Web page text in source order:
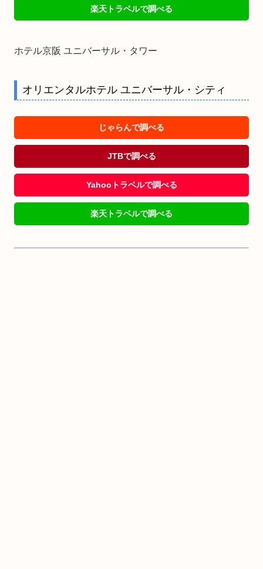
楽天トラベルで調べる
ホテル京阪 ユニバーサル・タワー
オリエンタルホテル ユニバーサル・シティ
じゃらんで調べる
JTBで調べる
Yahooトラベルで調べる
楽天トラベルで調べる